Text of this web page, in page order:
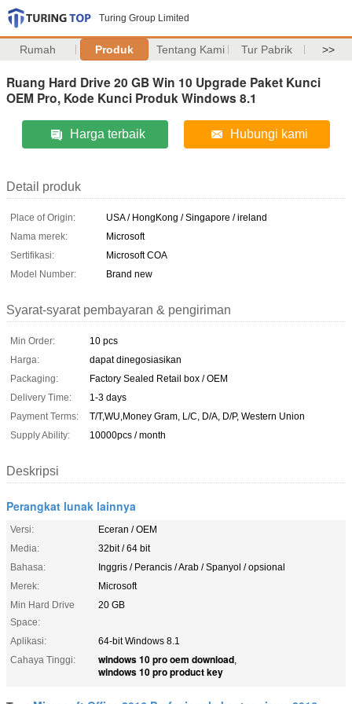
Turing Group Limited
Rumah Produk Tentang Kami Tur Pabrik >>
Ruang Hard Drive 20 GB Win 10 Upgrade Paket Kunci
OEM Pro, Kode Kunci Produk Windows 8.1
Harga terbaik Hubungi kami
Detail produk
Place of Origin:
USA / HongKong / Singapore / ireland
Nama merek:
Microsoft
Sertifikasi:
Microsoft COA
Model Number:
Brand new
Syarat-syarat pembayaran & pengiriman
Min Order:
10 pcs
Harga:
dapat dinegosiasikan
Packaging:
Factory Sealed Retail box / OEM
Delivery Time:
1-3 days
Payment Terms:
T/T,WU,Money Gram, L/C, D/A, D/P, Western Union
Supply Ability:
10000pcs / month
Deskripsi
Perangkat lunak lainnya
Versi:
Eceran / OEM
Media:
32bit / 64 bit
Bahasa:
Inggris / Perancis / Arab / Spanyol / opsional
Merek:
Microsoft
Min Hard Drive
Space:
20 GB
Aplikasi:
64-bit Windows 8.1
Cahaya Tinggi:
windows 10 pro oem download,
windows 10 pro product key